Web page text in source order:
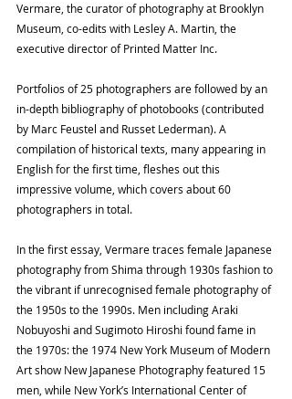
Vermare, the curator of photography at Brooklyn
Museum, co-edits with Lesley A. Martin, the
executive director of Printed Matter Inc.
Portfolios of 25 photographers are followed by an
in-depth bibliography of photobooks (contributed
by Marc Feustel and Russet Lederman). A
compilation of historical texts, many appearing in
English for the first time, fleshes out this
impressive volume, which covers about 60
photographers in total.
In the first essay, Vermare traces female Japanese
photography from Shima through 1930s fashion to
the vibrant if unrecognised female photo­graphy of
the 1950s to the 1990s. Men including Araki
Nobuyoshi and Sugimoto Hiroshi found fame in
the 1970s: the 1974 New York Museum of Modern
Art show New Japanese Photography featured 15
men, while New York’s International Center of